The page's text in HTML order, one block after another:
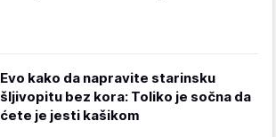
Evo kako da napravite starinsku
šljivopitu bez kora: Toliko je sočna da
ćete je jesti kašikom